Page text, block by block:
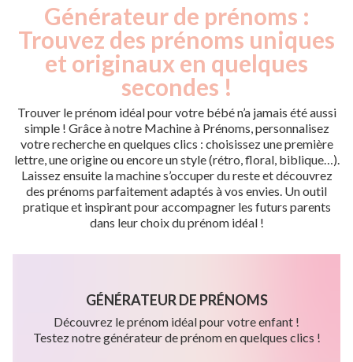
Générateur de prénoms :
Trouvez des prénoms uniques
et originaux en quelques
secondes !
Trouver le prénom idéal pour votre bébé n’a jamais été aussi
simple ! Grâce à notre Machine à Prénoms, personnalisez
votre recherche en quelques clics : choisissez une première
lettre, une origine ou encore un style (rétro, floral, biblique…).
Laissez ensuite la machine s’occuper du reste et découvrez
des prénoms parfaitement adaptés à vos envies. Un outil
pratique et inspirant pour accompagner les futurs parents
dans leur choix du prénom idéal !
GÉNÉRATEUR DE PRÉNOMS
Découvrez le prénom idéal pour votre enfant !
Testez notre générateur de prénom en quelques clics !